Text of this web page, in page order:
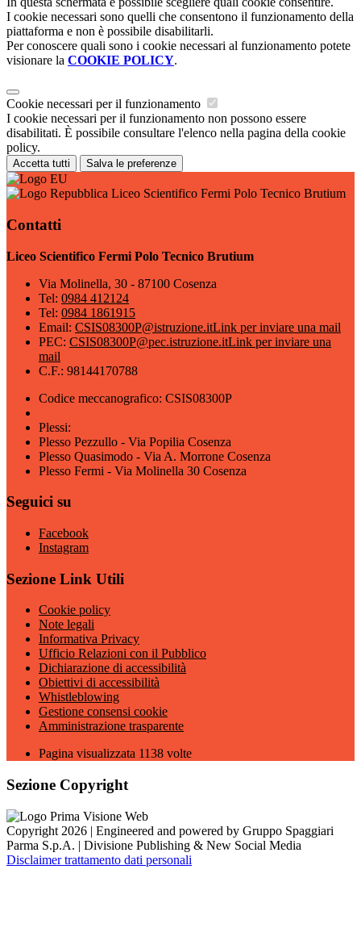
I cookie necessari sono quelli che consentono il funzionamento della
piattaforma e non è possibile disabilitarli.
Per conoscere quali sono i cookie necessari al funzionamento potete
visionare la COOKIE POLICY.
Cookie necessari per il funzionamento
I cookie necessari per il funzionamento non possono essere
disabilitati. È possibile consultare l'elenco nella pagina della cookie
policy.
Accetta tutti Salva le preferenze
Liceo Scientifico Fermi Polo Tecnico Brutium
Contatti
Liceo Scientifico Fermi Polo Tecnico Brutium
Via Molinella, 30 - 87100 Cosenza
Tel: 0984 412124
Tel: 0984 1861915
Email: CSIS08300P@istruzione.itLink per inviare una mail
PEC: CSIS08300P@pec.istruzione.itLink per inviare una
mail
C.F.: 98144170788
Codice meccanografico: CSIS08300P
Plessi:
Plesso Pezzullo - Via Popilia Cosenza
Plesso Quasimodo - Via A. Morrone Cosenza
Plesso Fermi - Via Molinella 30 Cosenza
Seguici su
Facebook
Instagram
Sezione Link Utili
Cookie policy
Note legali
Informativa Privacy
Ufficio Relazioni con il Pubblico
Dichiarazione di accessibilità
Obiettivi di accessibilità
Whistleblowing
Gestione consensi cookie
Amministrazione trasparente
Pagina visualizzata 1138 volte
Sezione Copyright
Copyright 2026 | Engineered and powered by Gruppo Spaggiari
Parma S.p.A. | Divisione Publishing & New Social Media
Disclaimer trattamento dati personali